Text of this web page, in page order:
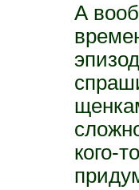
А
кого-